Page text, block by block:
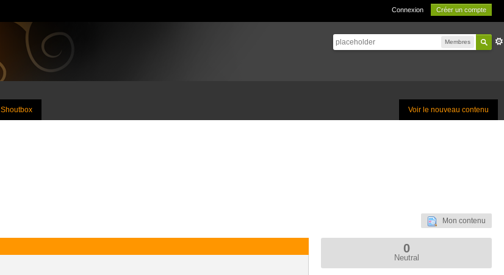
Connexion Créer un compte
Membres
Voir le nouveau contenu
Shoutbox
Mon contenu
0
Neutral